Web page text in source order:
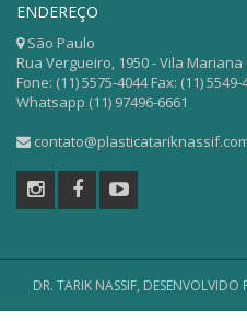
ENDEREÇO
São Paulo
Rua Vergueiro, 1950 - Vila Mariana
Fone: (11) 5575-4044 Fax: (11) 5549-
Whatsapp (11) 97496-6661
DR. TARIK NASSIF, DESENVOLVIDO